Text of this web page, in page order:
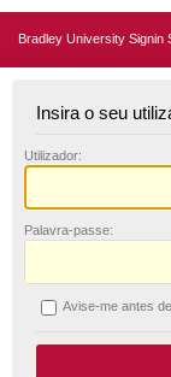
Bradley University Signin
Insira o seu
Utilizador:
Palavra-passe:
Avise-me antes